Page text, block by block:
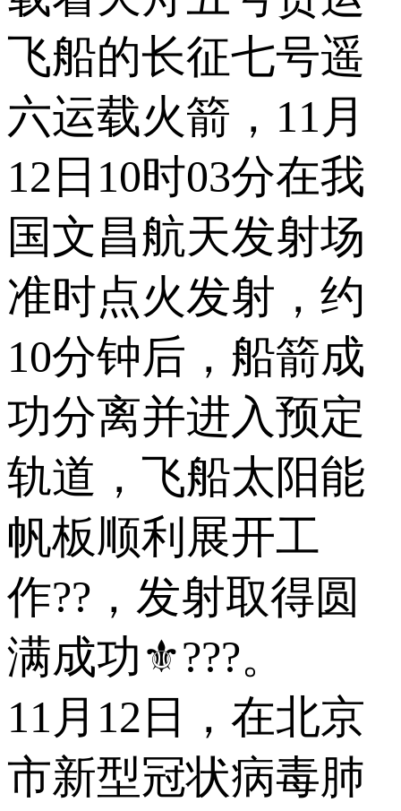
飞船的长征七号遥
六运载火箭，11月
12日10时03分在我
国文昌航天发射场
准时点火发射，约
10分钟后，船箭成
功分离并进入预定
轨道，飞船太阳能
帆板顺利展开工
作??，发射取得圆
满成功⚜???。
11月12日，在北京
市新型冠状病毒肺